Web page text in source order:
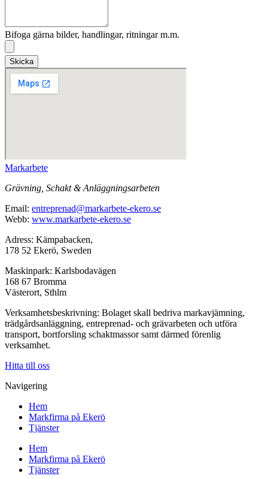
Bifoga gärna bilder, handlingar, ritningar m.m.
Skicka
Markarbete
Grävning, Schakt & Anläggningsarbeten
Email: entreprenad@markarbete-ekero.se
Webb: www.markarbete-ekero.se
Adress: Kämpabacken,
178 52 Ekerö, Sweden
Maskinpark: Karlsbodavägen
168 67 Bromma
Västerort, Sthlm
Verksamhetsbeskrivning: Bolaget skall bedriva markavjämning,
trädgårdsanläggning, entreprenad- och grävarbeten och utföra
transport, bortforsling schaktmassor samt därmed förenlig
verksamhet.
Hitta till oss
Navigering
Hem
Markfirma på Ekerö
Tjänster
Hem
Markfirma på Ekerö
Tjänster